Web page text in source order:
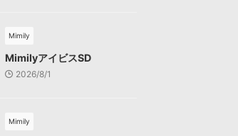
Mimily
MimilyアイビスSD
2026/8/1
Mimily